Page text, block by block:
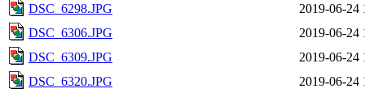
DSC_6298.JPG
2019-06-24
DSC_6306.JPG
2019-06-24
DSC_6309.JPG
2019-06-24
DSC_6320.JPG
2019-06-24